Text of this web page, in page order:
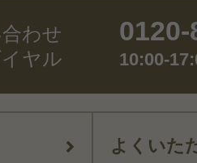
わせ
ヤル
10:00-
よくいた